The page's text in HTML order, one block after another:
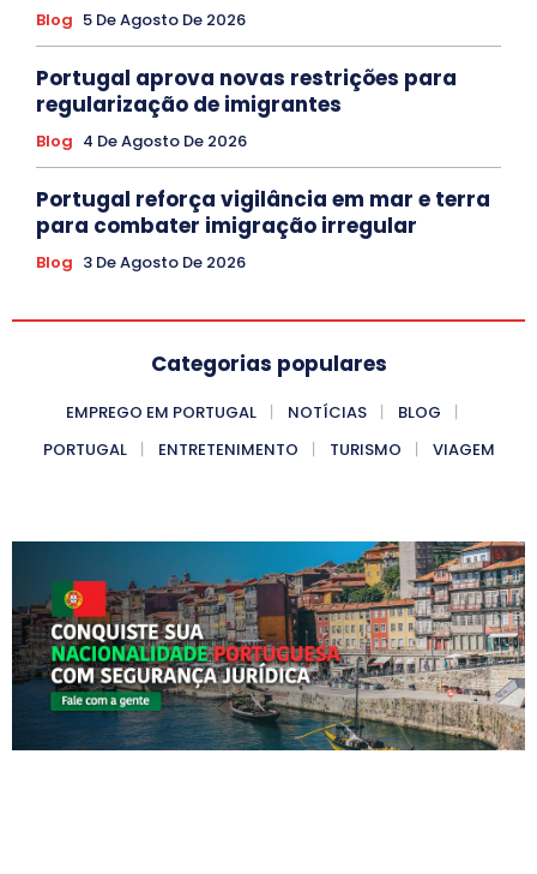
Blog 5 De Agosto De 2026
Portugal aprova novas restrições para
regularização de imigrantes
Blog 4 De Agosto De 2026
Portugal reforça vigilância em mar e terra
para combater imigração irregular
Blog 3 De Agosto De 2026
Categorias populares
EMPREGO EM PORTUGAL NOTÍCIAS
BLOG
PORTUGAL
ENTRETENIMENTO TURISMO VIAGEM